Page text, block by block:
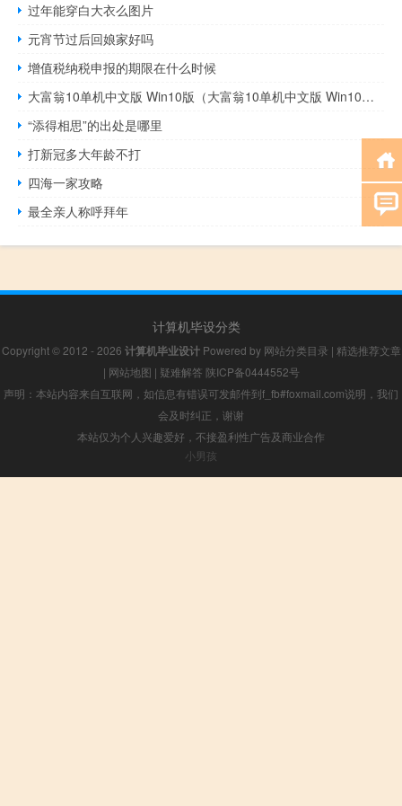
过年能穿白大衣么图片
元宵节过后回娘家好吗
增值税纳税申报的期限在什么时候
大富翁10单机中文版 Win10版（大富翁10单机中文版 Win10版功能简介）
“添得相思”的出处是哪里
打新冠多大年龄不打
四海一家攻略
最全亲人称呼拜年
计算机毕设分类
Copyright © 2012 - 2026 计算机毕业设计Powered by 网站分类目录 | 精选推荐文章
| 网站地图 | 疑难解答 陕ICP备0444552号
声明：本站内容来自互联网，如信息有错误可发邮件到f_fb#foxmail.com说明，我们
会及时纠正，谢谢
本站仅为个人兴趣爱好，不接盈利性广告及商业合作
小男孩